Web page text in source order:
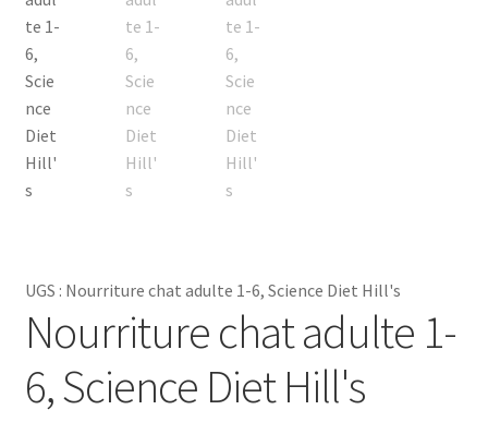
UGS : Nourriture chat adulte 1-6, Science Diet Hill's
Nourriture chat adulte 1-
6, Science Diet Hill's